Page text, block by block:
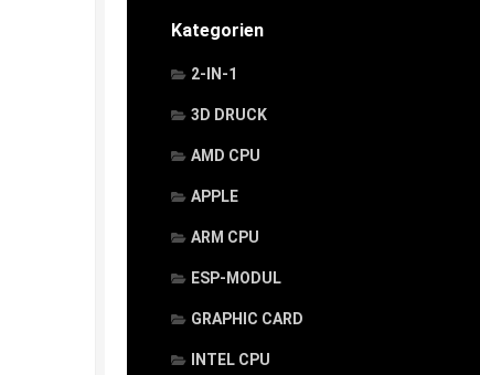
Kategorien
2-IN-1
3D DRUCK
AMD CPU
APPLE
ARM CPU
ESP-MODUL
GRAPHIC CARD
INTEL CPU